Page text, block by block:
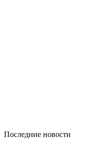
Последние новости